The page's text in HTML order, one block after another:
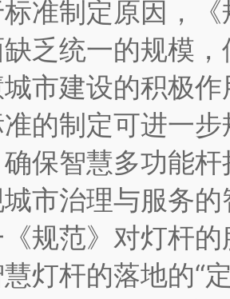
制定原因，《
乏统一的规模
市建设的积极作
制定可进一步
保智慧多功能
市治理与服务
范》对灯杆的
灯杆的落地的“